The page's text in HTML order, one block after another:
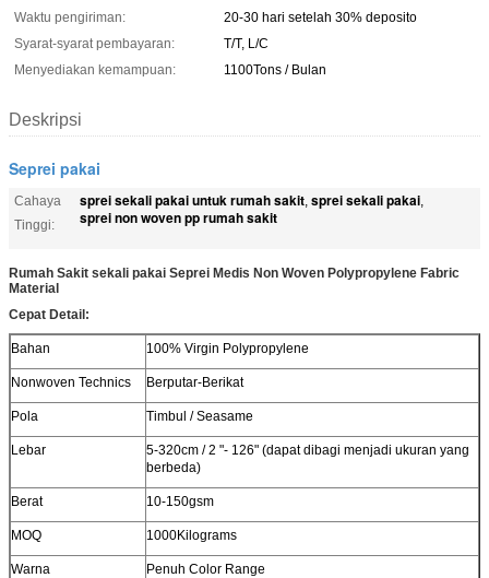
Waktu pengiriman:
20-30 hari setelah 30% deposito
Syarat-syarat pembayaran:
T/T, L/C
Menyediakan kemampuan:
1100Tons / Bulan
Deskripsi
Seprei pakai
Cahaya
Tinggi:
sprei sekali pakai untuk rumah sakit, sprei sekali pakai,
sprei non woven pp rumah sakit
Rumah Sakit sekali pakai Seprei Medis Non Woven Polypropylene Fabric
Material
Cepat Detail:
Bahan 100% Virgin Polypropylene
Nonwoven Technics Berputar-Berikat
Pola Timbul / Seasame
Lebar
5-320cm / 2 "- 126" (dapat dibagi menjadi ukuran yang
berbeda)
Berat 10-150gsm
MOQ 1000Kilograms
Warna Penuh Color Range